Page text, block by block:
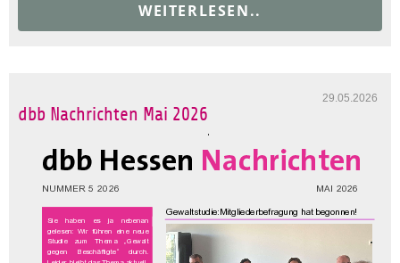
WEITERLESEN..
29.05.2026
dbb Nachrichten Mai 2026